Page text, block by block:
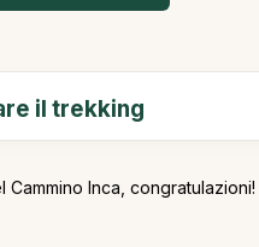
il trekking
Inca, congratulazioni!